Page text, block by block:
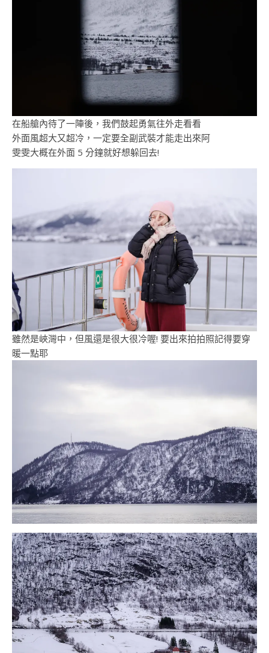
在船艙內待了一陣後，我們鼓起勇氣往外走看看
外面風超大又超冷，一定要全副武裝才能走出來阿
雯雯大概在外面 5 分鐘就好想躲回去!
雖然是峽灣中，但風還是很大很冷喔! 要出來拍拍照記得要穿
暖一點耶